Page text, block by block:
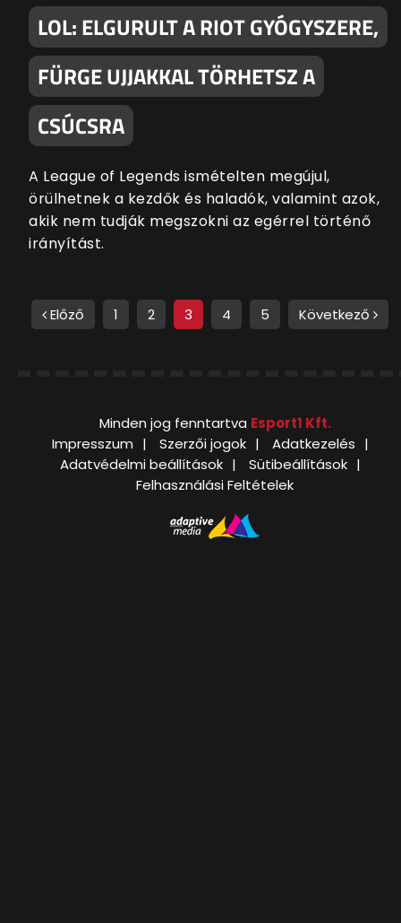
LOL: ELGURULT A RIOT GYÓGYSZERE,
FÜRGE UJJAKKAL TÖRHETSZ A
CSÚCSRA
A League of Legends ismételten megújul,
örülhetnek a kezdők és haladók, valamint azok,
akik nem tudják megszokni az egérrel történő
irányítást.
Előző 1 2 3 4 5 Következő
Minden jog fenntartva Esport1 Kft.
Impresszum
Szerzői jogok
Adatkezelés
Adatvédelmi beállítások
Sütibeállítások
Felhasználási Feltételek